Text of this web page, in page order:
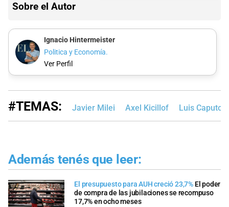
Sobre el Autor
Ignacio Hintermeister
Politica y Economía.
Ver Perfil
#TEMAS: Javier Milei Axel Kicillof Luis Caputo
Además tenés que leer:
El presupuesto para AUH creció 23,7% El poder
de compra de las jubilaciones se recompuso
17,7% en ocho meses